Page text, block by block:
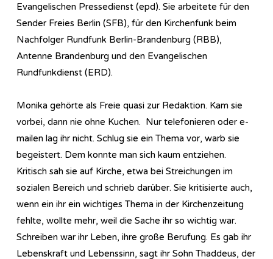
Evangelischen Pressedienst (epd). Sie arbeitete für den
Sender Freies Berlin (SFB), für den Kirchenfunk beim
Nachfolger Rundfunk Berlin-Brandenburg (RBB),
Antenne Brandenburg und den Evangelischen
Rundfunkdienst (ERD).
Monika gehörte als Freie quasi zur Redaktion. Kam sie
vorbei, dann nie ohne Kuchen. Nur telefonieren oder e-
mailen lag ihr nicht. Schlug sie ein Thema vor, warb sie
begeistert. Dem konnte man sich kaum entziehen.
Kritisch sah sie auf Kirche, etwa bei Streichungen im
sozialen Bereich und schrieb darüber. Sie kritisierte auch,
wenn ein ihr ein wichtiges Thema in der Kirchenzeitung
fehlte, wollte mehr, weil die Sache ihr so wichtig war.
Schreiben war ihr Leben, ihre große Berufung. Es gab ihr
Lebenskraft und Lebenssinn, sagt ihr Sohn Thaddeus, der